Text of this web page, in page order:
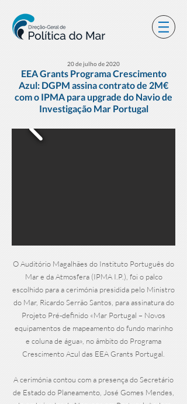
20 de julho de 2020
EEA Grants Programa Crescimento
Azul: DGPM assina contrato de 2M€
com o IPMA para upgrade do Navio de
Investigação Mar Portugal
O Auditório Magalhães do Instituto Português do
Mar e da Atmosfera (IPMA I.P.), foi o palco
escolhido para a cerimónia presidida pelo Ministro
do Mar, Ricardo Serrão Santos, para assinatura do
Projeto Pré-definido «Mar Portugal – Novos
equipamentos de mapeamento do fundo marinho
e coluna de água», no âmbito do Programa
Crescimento Azul das EEA Grants Portugal.
A cerimónia contou com a presença do Secretário
de Estado do Planeamento, José Gomes Mendes,